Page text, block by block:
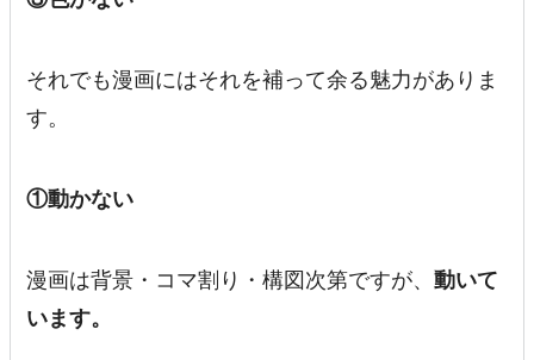
それでも漫画にはそれを補って余る魅力がありま
す。
①動かない
漫画は背景・コマ割り・構図次第ですが、動いて
います。